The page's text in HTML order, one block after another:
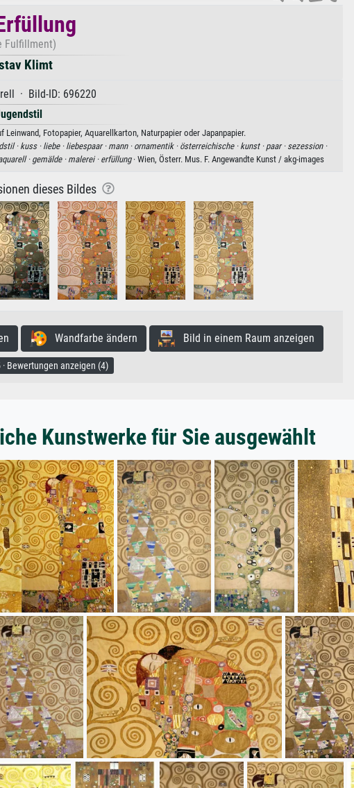
Fulfillment)
Klimt
· Bild-ID: 696220
Fotopapier, Aquarellkarton, Naturpapier oder Japanpapier.
· kuss · liebe · liebespaar · mann · ornamentik · österreichische · kunst · paar · sezession ·
·gemälde · malerei · erfüllung· Wien, Österr. Mus. F. Angewandte Kunst / akg-images
dieses Bildes
Wandfarbe ändern Bild in einem Raum anzeigen
· Bewertungen anzeigen (4)
Kunstwerke für Sie ausgewählt